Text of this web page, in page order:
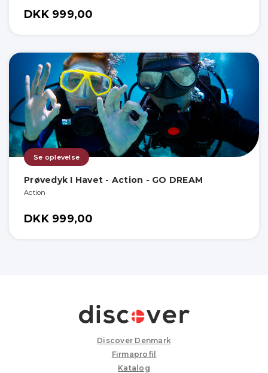
DKK 999,00
Se oplevelse
Prøvedyk I Havet - Action - GO DREAM
Action
DKK 999,00
Discover Denmark
Firmaprofil
Katalog